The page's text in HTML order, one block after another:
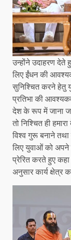
उन्होंने उदाहरण
लिए ईंधन की
सुनिश्चित करने हेतु
प्रतिभा की
देश के रूप में जाना
तो निश्चित ही
विश्व गुरू बनाने
लिए युवाओं को अपने
प्रेरित करते हुए
अनुसार कार्य क्षेत्र